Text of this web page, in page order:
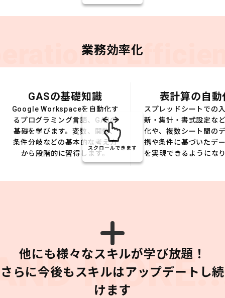
業務効率化
GASの基礎知識
Google Workspaceを自動化す
るプログラミング言語、GASの
基礎を学びます。変数、関数、
条件分岐などの基本的な考え方
から段階的に習得します。
表計算の自動
スプレッドシートでの
新・集計・書式設定な
化や、複数シート間の
携や条件に基づいたデ
を実現できるようにな
スクロールできます
他にも様々なスキルが学び放題！
さらに今後もスキルはアップデートし続
けます